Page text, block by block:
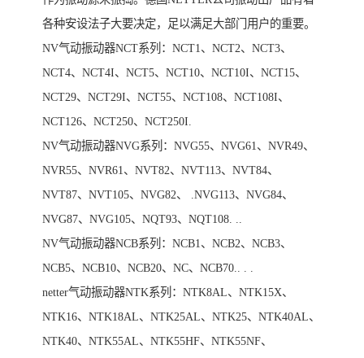
各种安设法子大要决定，足以满足大部门用户的重要。
NV气动振动器NCT系列：NCT1、NCT2、NCT3、
NCT4、NCT4I、NCT5、NCT10、NCT10I、NCT15、
NCT29、NCT29I、NCT55、NCT108、NCT108I、
NCT126、NCT250、NCT250I.
NV气动振动器NVG系列：NVG55、NVG61、NVR49、
NVR55、NVR61、NVT82、NVT113、NVT84、
NVT87、NVT105、NVG82、 .NVG113、NVG84、
NVG87、NVG105、NQT93、NQT108. ..
NV气动振动器NCB系列：NCB1、NCB2、NCB3、
NCB5、NCB10、NCB20、NC、NCB70.. . .
netter气动振动器NTK系列：NTK8AL、NTK15X、
NTK16、NTK18AL、NTK25AL、NTK25、NTK40AL、
NTK40、NTK55AL、NTK55HF、NTK55NF、